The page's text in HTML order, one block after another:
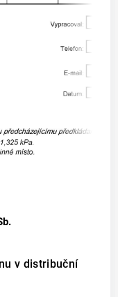
v distribuční